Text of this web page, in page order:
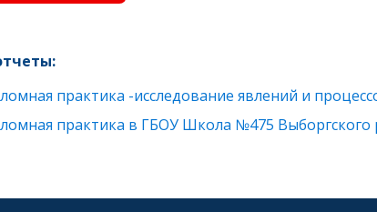
практика -исследование явлений и
практика в ГБОУ Школа №475 Выборгского